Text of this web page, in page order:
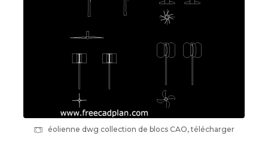
éolienne dwg collection de blocs CAO, télécharger